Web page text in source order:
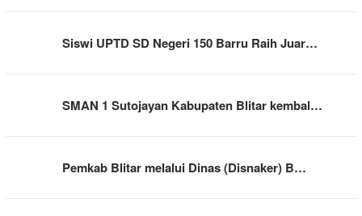
Siswi UPTD SD Negeri 150 Barru Raih Juar…
SMAN 1 Sutojayan Kabupaten Blitar kembal…
Pemkab Blitar melalui Dinas (Disnaker) B…